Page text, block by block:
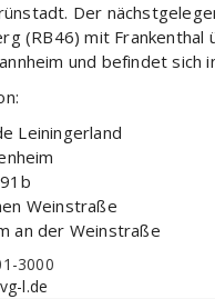
Der
(RB46) mit Frankenthal
und befindet sich
Leiningerland
Weinstraße
an der Weinstraße
3000
l.de